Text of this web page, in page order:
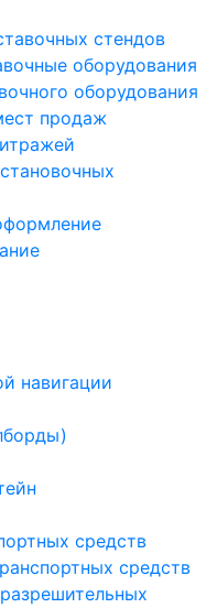
стендов
оборудования
оборудования
продаж
навигации
средств
средств